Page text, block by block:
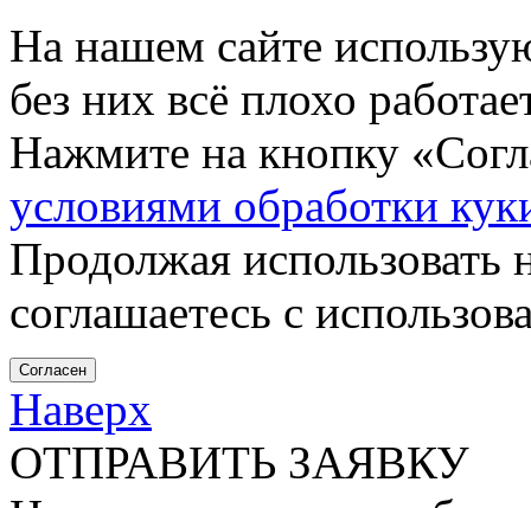
На нашем сайте
без них всё плохо
Нажмите на кнопку
условиями обработки
Продолжая использовать
соглашаетесь с
Согласен
Наверх
ОТПРАВИТЬ ЗАЯВКУ